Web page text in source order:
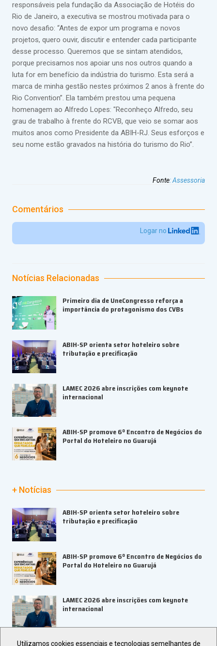
responsáveis pela fundação da Associação de Hotéis do
Rio de Janeiro, a executiva se mostrou motivada para o
novo desafio: “Antes de expor um programa e novos
projetos, quero ouvir, discutir e entender cada participante
desse processo. Queremos que se sintam atendidos,
porque precisamos nos apoiar uns nos outros quando a
luta for em benefício da indústria do turismo. Esta será a
marca de minha gestão nestes próximos 2 anos à frente do
Rio Convention”. Ela também prestou uma pequena
homenagem ao Alfredo Lopes: "Reconheço Alfredo, seu
grau de trabalho à frente do RCVB, que veio se somar aos
muitos anos como Presidente da ABIH-RJ. Seus esforços e
seu nome estão gravados na história do turismo do Rio”.
Fonte:Assessoria
Comentários
Logar no
Notícias Relacionadas
Primeiro dia de UneCongresso reforça a
importância do protagonismo dos CVBs
ABIH-SP orienta setor hoteleiro sobre
tributação e precificação
LAMEC 2026 abre inscrições com keynote
internacional
ABIH-SP promove 6º Encontro de Negócios do
Portal do Hoteleiro no Guarujá
+ Notícias
ABIH-SP orienta setor hoteleiro sobre
tributação e precificação
ABIH-SP promove 6º Encontro de Negócios do
Portal do Hoteleiro no Guarujá
LAMEC 2026 abre inscrições com keynote
internacional
UBRAFE e ABRACE firmam parceria para
Utilizamos cookies essenciais e tecnologias semelhantes de